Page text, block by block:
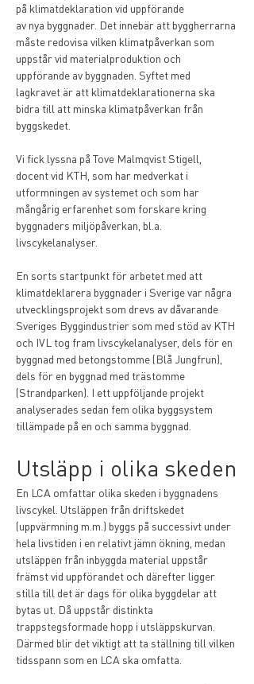
på klimatdeklaration vid uppförande
av nya byggnader. Det innebär att byggherrarna
måste redovisa vilken klimatpåverkan som
uppstår vid materialproduktion och
uppförande av byggnaden. Syftet med
lagkravet är att klimatdeklarationerna ska
bidra till att minska klimatpåverkan från
byggskedet.
Vi fick lyssna på Tove Malmqvist Stigell,
docent vid KTH, som har medverkat i
utformningen av systemet och som har
mångårig erfarenhet som forskare kring
byggnaders miljöpåverkan, bl.a.
livscykelanalyser.
En sorts startpunkt för arbetet med att
klimatdeklarera byggnader i Sverige var några
utvecklingsprojekt som drevs av dåvarande
Sveriges Byggindustrier som med stöd av KTH
och IVL tog fram livscykelanalyser, dels för en
byggnad med betongstomme (Blå Jungfrun),
dels för en byggnad med trästomme
(Strandparken). I ett uppföljande projekt
analyserades sedan fem olika byggsystem
tillämpade på en och samma byggnad.
Utsläpp i olika skeden
En LCA omfattar olika skeden i byggnadens
livscykel. Utsläppen från driftskedet
(uppvärmning m.m.) byggs på successivt under
hela livstiden i en relativt jämn ökning, medan
utsläppen från inbyggda material uppstår
främst vid uppförandet och därefter ligger
stilla till det är dags för olika byggdelar att
bytas ut. Då uppstår distinkta
trappstegsformade hopp i utsläppskurvan.
Därmed blir det viktigt att ta ställning till vilken
tidsspann som en LCA ska omfatta.